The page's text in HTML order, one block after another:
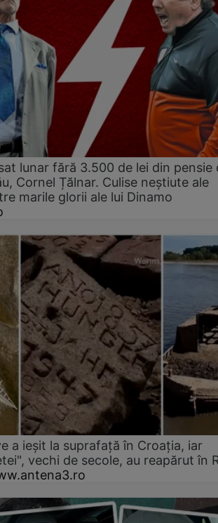
lunar fără 3.500 de lei din pensie
Cornel Țălnar. Culise neștiute ale
marile glorii ale lui Dinamo
a ieșit la suprafață în Croația, iar
vechi de secole, au reapărut în